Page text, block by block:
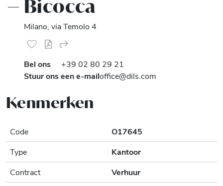
Bicocca
Milano, via Temolo 4
Bel ons
+39 02 80 29 21
Stuur ons een e-mailoffice@dils.com
Kenmerken
Code
O17645
Type
Kantoor
Contract
Verhuur